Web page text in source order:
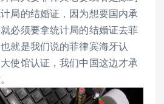
局的结婚证，因为想要国内承
必须要拿统计局的结婚证去菲
就是我们说的菲律宾海牙认
使馆认证，我们中国这边才承